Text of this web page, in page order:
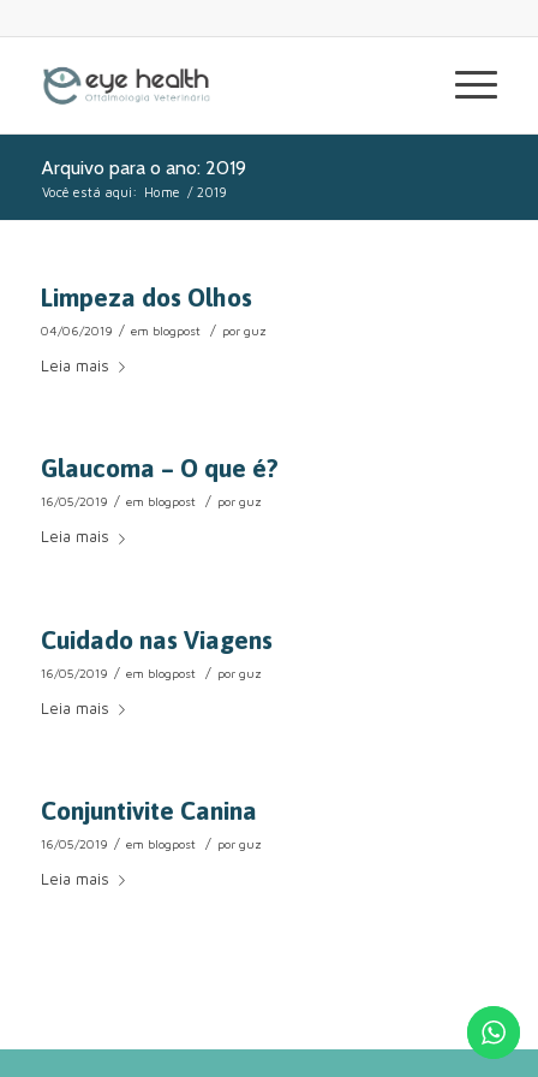
Arquivo para o ano: 2019
Você está aqui: Home / 2019
Limpeza dos Olhos
04/06/2019 / em blogpost / por guz
Leia mais
Glaucoma – O que é?
16/05/2019 / em blogpost / por guz
Leia mais
Cuidado nas Viagens
16/05/2019 / em blogpost / por guz
Leia mais
Conjuntivite Canina
16/05/2019 / em blogpost / por guz
Leia mais